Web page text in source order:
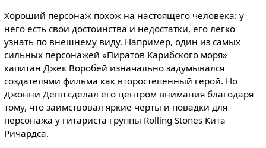
Хороший персонаж похож на настоящего человека: у
него есть свои достоинства и недостатки, его легко
узнать по внешнему виду. Например, один из самых
сильных персонажей «Пиратов Карибского моря»
капитан Джек Воробей изначально задумывался
создателями фильма как второстепенный герой. Но
Джонни Депп сделал его центром внимания благодаря
тому, что заимствовал яркие черты и повадки для
персонажа у гитариста группы Rolling Stones Кита
Ричардса.